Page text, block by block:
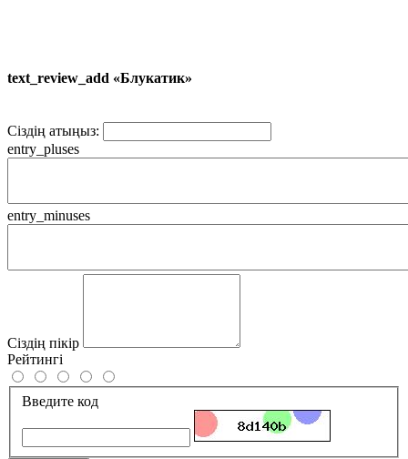
text_review_add «Блукатик»
Сіздің атыңыз:
entry_pluses
entry_minuses
Сіздің пікір
Рейтингі
Введите код